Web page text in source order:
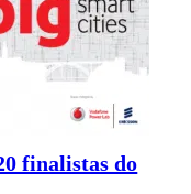
finalistas do